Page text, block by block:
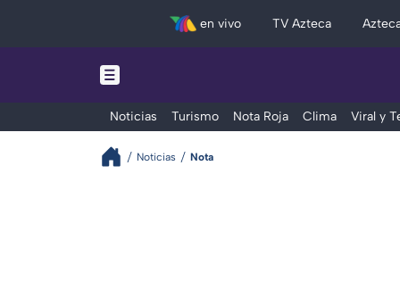
en vivo TV Azteca
Noticias Turismo Nota Roja Clima Viral y
Noticias Nota